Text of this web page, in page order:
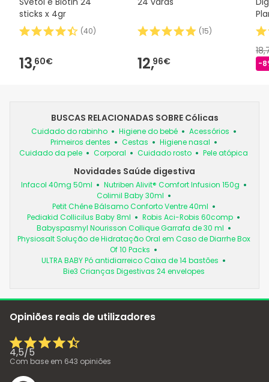
sticks x 4gr
(40)
13,60€
(15)
12,96€ -
BUSCAS RELACIONADAS SOBRE Cólicas
Cuidado do rabinho Higiene do bebé
Acessórios
Primeiros dentes
Cestas
Higiene nasal
Cuidado da pele
Corporal Cuidado rosto Pele atópica
Novidades Saúde digestiva
Infacol 40mg 50ml
Nutriben Alivit® Comfort Infusion 150g
Colimil Baby 30ml
Petit Chêne Bálsamo Conforto Ventre 40ml
Pediakid Collicilus Baby 8ml
Robis Aci-Robis 60comp
Babyspasmyl Nourisson Collique Garrafa de 30 ml
Physiosalt Solução de Hidratação Oral em Caso de Diarrhe Box
Of 10 Packs
ULTRA BABY Pó antidiarreico Caixa de 14 bastões
Bie3 Crianças Digestivas 24 envelopes
Opiniões reais de utilizadores
4,5/5
Com base em 643 opiniões